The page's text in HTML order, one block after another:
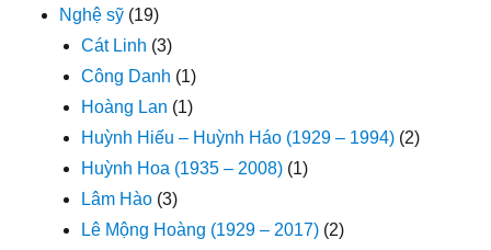
Nghệ sỹ (19)
Cát Linh (3)
Công Danh (1)
Hoàng Lan (1)
Huỳnh Hiếu – Huỳnh Háo (1929 – 1994) (2)
Huỳnh Hoa (1935 – 2008) (1)
Lâm Hào (3)
Lê Mộng Hoàng (1929 – 2017) (2)